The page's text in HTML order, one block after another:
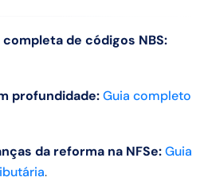
de códigos NBS:
profundidade:Guia completo
da reforma na NFSe:Guia
.